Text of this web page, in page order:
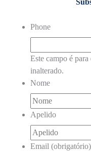
Phone
Este campo é
inalterado.
Nome
Apelido
Email (obrigatório)